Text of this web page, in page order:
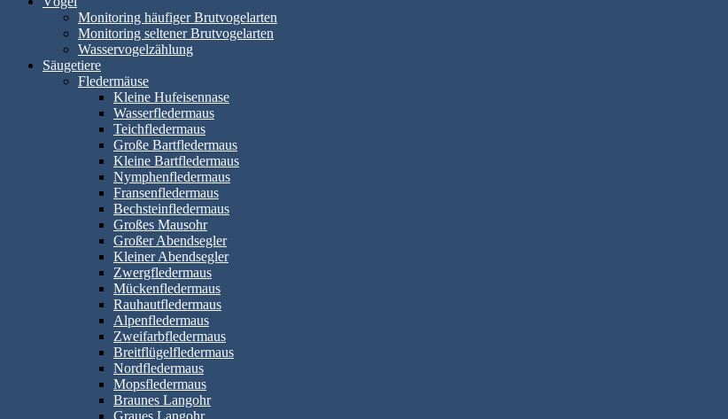
Monitoring häufiger Brutvogelarten
Monitoring seltener Brutvogelarten
Wasservogelzählung
Säugetiere
Fledermäuse
Kleine Hufeisennase
Wasserfledermaus
Teichfledermaus
Große Bartfledermaus
Kleine Bartfledermaus
Nymphenfledermaus
Fransenfledermaus
Bechsteinfledermaus
Großes Mausohr
Großer Abendsegler
Kleiner Abendsegler
Zwergfledermaus
Mückenfledermaus
Rauhautfledermaus
Alpenfledermaus
Zweifarbfledermaus
Breitflügelfledermaus
Nordfledermaus
Mopsfledermaus
Braunes Langohr
Graues Langohr